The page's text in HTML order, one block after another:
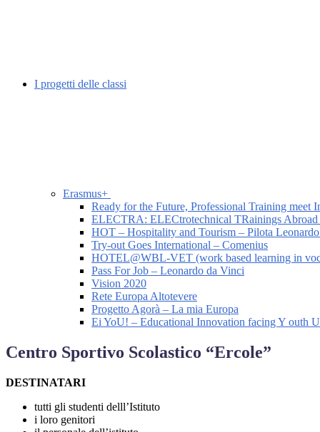
I progetti delle classi
Erasmus+
Ready for the Future, Professional Training meet
ELECTRA: ELECtrotechnical TRainings
HOT – Hospitality and Tourism – Pilota
Try-out Goes International – Comenius
HOTEL@WBL-VET (work based learning in
Pass For Job – Leonardo da Vinci
Vision 2020
Rete Europa Altotevere
Progetto Agorà – La mia Europa
Ei YoU! – Educational Innovation facing Y outh
Centro Sportivo Scolastico “Ercole”
DESTINATARI
tutti gli studenti delll’Istituto
i loro genitori